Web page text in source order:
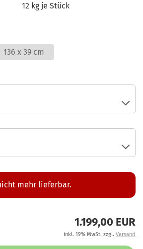
12 kg je Stück
136 x 39 cm
mehr lieferbar.
1.199,00 EUR
inkl. 19% MwSt. zzgl. Versand